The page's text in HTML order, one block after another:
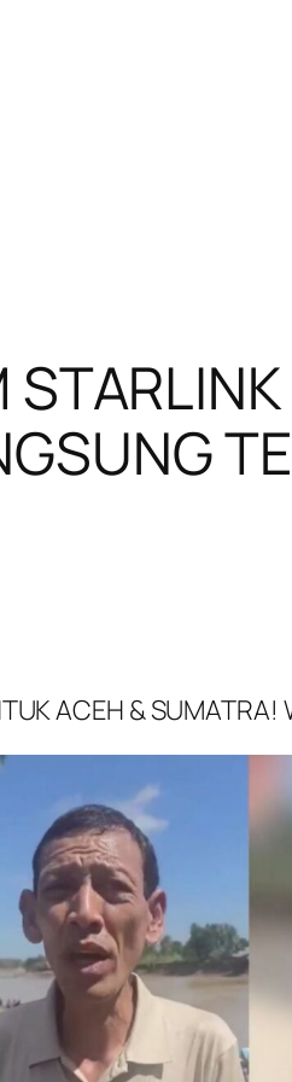
ACEH &